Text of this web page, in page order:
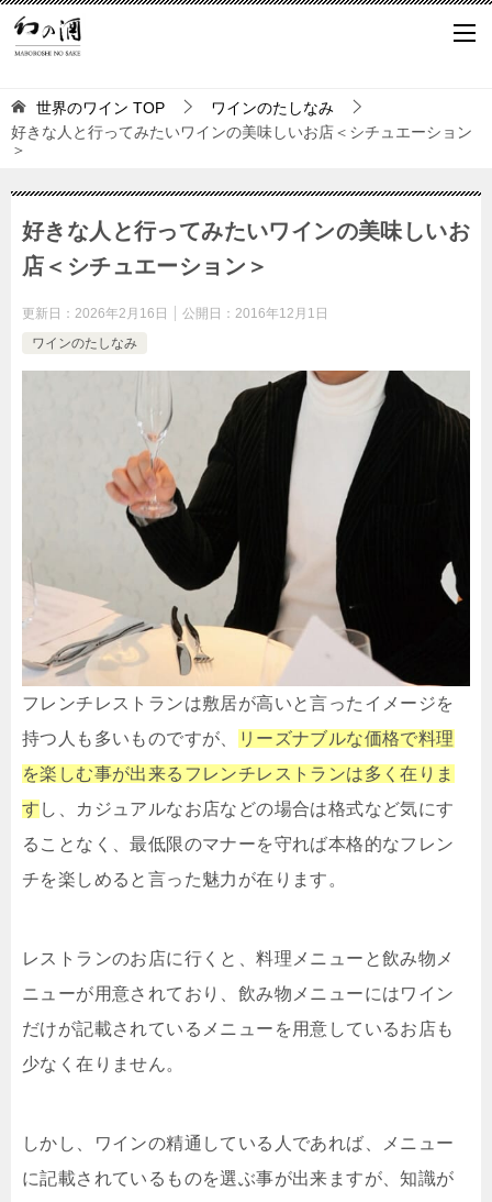
世界のワイン TOP
ワインのたしなみ
好きな人と行ってみたいワインの美味しいお店＜シチュエーション
＞
好きな人と行ってみたいワインの美味しいお
店＜シチュエーション＞
更新日： 2026年2月16日 公開日： 2016年12月1日
ワインのたしなみ
フレンチレストランは敷居が高いと言ったイメージを
持つ人も多いものですが、
リーズナブルな価格で料理
を楽しむ事が出来るフレンチレストランは多く在りま
す し、カジュアルなお店などの場合は格式など気にす
ることなく、最低限のマナーを守れば本格的なフレン
チを楽しめると言った魅力が在ります。
レストランのお店に行くと、料理メニューと飲み物メ
ニューが用意されており、飲み物メニューにはワイン
だけが記載されているメニューを用意しているお店も
少なく在りません。
しかし、ワインの精通している人であれば、メニュー
に記載されているものを選ぶ事が出来ますが、知識が